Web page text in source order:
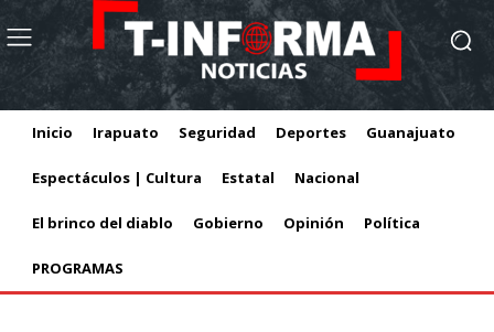
Inicio Irapuato Seguridad Deportes Guanajuato
Espectáculos | Cultura Estatal Nacional
El brinco del diablo Gobierno Opinión Política
PROGRAMAS